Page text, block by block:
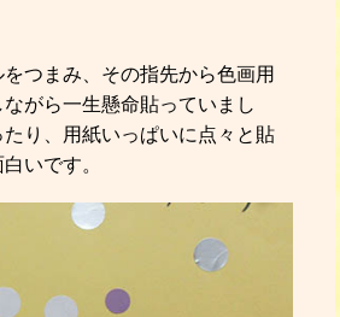
つまみ、その指先から色画用
がら一生懸命貼っていまし
り、用紙いっぱいに点々と貼
いです。